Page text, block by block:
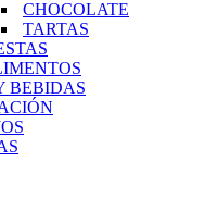
CHOCOLATE
TARTAS
BEBIDAS